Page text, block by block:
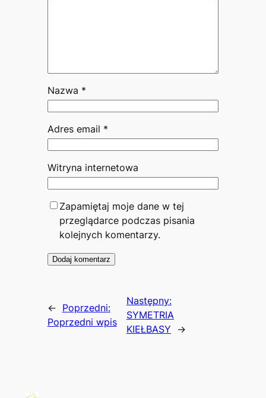
Nazwa *
Adres email *
Witryna internetowa
Zapamiętaj moje dane w tej
przeglądarce podczas pisania
kolejnych komentarzy.
← Poprzedni:
Poprzedni wpis
Następny:
SYMETRIA
KIEŁBASY
→